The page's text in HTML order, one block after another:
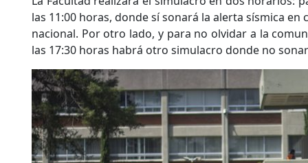
las 11:00 horas, donde sí sonará la alerta sísmica
nacional. Por otro lado, y para no olvidar a la
las 17:30 horas habrá otro simulacro donde no